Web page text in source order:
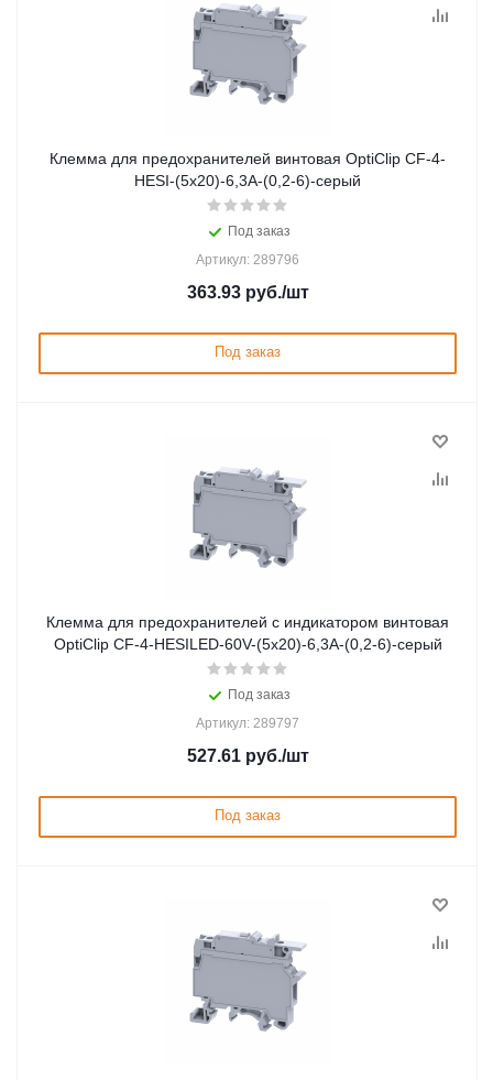
Клемма для предохранителей винтовая OptiClip CF-4-
HESI-(5x20)-6,3A-(0,2-6)-серый
Под заказ
Артикул: 289796
363.93руб./шт
Под заказ
Клемма для предохранителей с индикатором винтовая
OptiClip CF-4-HESILED-60V-(5x20)-6,3A-(0,2-6)-серый
Под заказ
Артикул: 289797
527.61руб./шт
Под заказ